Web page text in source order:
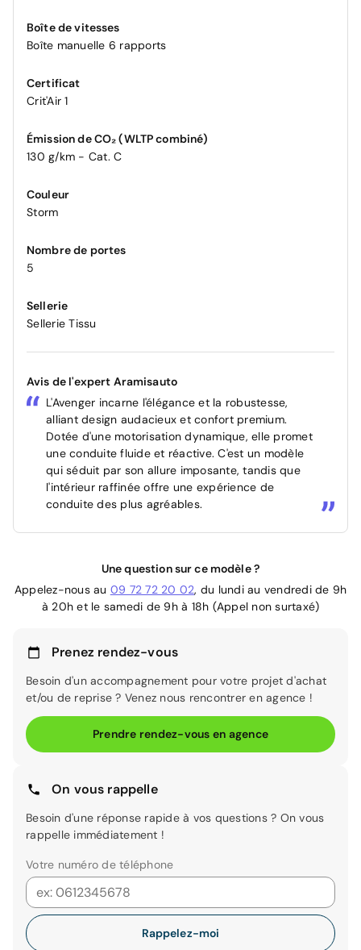
Boîte de vitesses
Boîte manuelle 6 rapports
Certificat
Crit'Air 1
Émission de CO₂ (WLTP combiné)
130 g/km - Cat. C
Couleur
Storm
Nombre de portes
5
Sellerie
Sellerie Tissu
Avis de l'expert Aramisauto
L'Avenger incarne l'élégance et la robustesse,
alliant design audacieux et confort premium.
Dotée d'une motorisation dynamique, elle promet
une conduite fluide et réactive. C'est un modèle
qui séduit par son allure imposante, tandis que
l'intérieur raffinée offre une expérience de
conduite des plus agréables.
Une question sur ce modèle ?
Appelez-nous au 09 72 72 20 02, du lundi au vendredi de 9h
à 20h et le samedi de 9h à 18h (Appel non surtaxé)
Prenez rendez-vous
Besoin d'un accompagnement pour votre projet d'achat
et/ou de reprise ? Venez nous rencontrer en agence !
Prendre rendez-vous en agence
On vous rappelle
Besoin d'une réponse rapide à vos questions ? On vous
rappelle immédiatement !
Votre numéro de téléphone
Rappelez-moi